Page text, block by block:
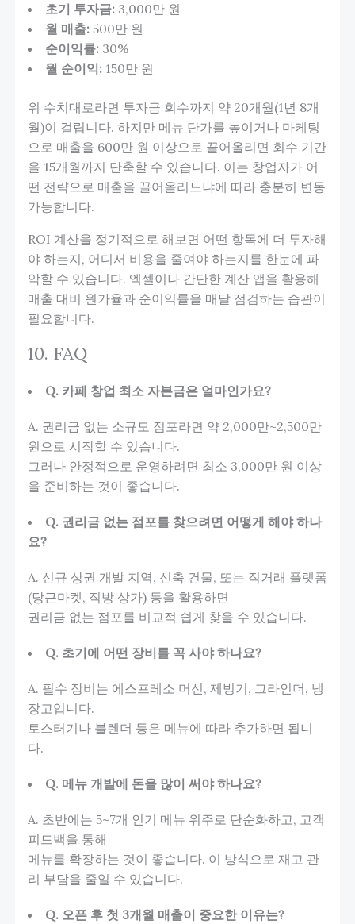
초기 투자금:3,000만 원
월 매출:500만 원
순이익률:30%
월 순이익:150만 원
위 수치대로라면 투자금 회수까지 약 20개월(1년 8개
월)이 걸립니다. 하지만 메뉴 단가를 높이거나 마케팅
으로 매출을 600만 원 이상으로 끌어올리면 회수 기간
을 15개월까지 단축할 수 있습니다. 이는 창업자가 어
떤 전략으로 매출을 끌어올리느냐에 따라 충분히 변동
가능합니다.
ROI 계산을 정기적으로 해보면 어떤 항목에 더 투자해
야 하는지, 어디서 비용을 줄여야 하는지를 한눈에 파
악할 수 있습니다. 엑셀이나 간단한 계산 앱을 활용해
매출 대비 원가율과 순이익률을 매달 점검하는 습관이
필요합니다.
10. FAQ
Q. 카페 창업 최소 자본금은 얼마인가요?
A. 권리금 없는 소규모 점포라면 약 2,000만~2,500만
원으로 시작할 수 있습니다.
그러나 안정적으로 운영하려면 최소 3,000만 원 이상
을 준비하는 것이 좋습니다.
Q. 권리금 없는 점포를 찾으려면 어떻게 해야 하나
요?
A. 신규 상권 개발 지역, 신축 건물, 또는 직거래 플랫폼
(당근마켓, 직방 상가) 등을 활용하면
권리금 없는 점포를 비교적 쉽게 찾을 수 있습니다.
Q. 초기에 어떤 장비를 꼭 사야 하나요?
A. 필수 장비는 에스프레소 머신, 제빙기, 그라인더, 냉
장고입니다.
토스터기나 블렌더 등은 메뉴에 따라 추가하면 됩니
다.
Q. 메뉴 개발에 돈을 많이 써야 하나요?
A. 초반에는 5~7개 인기 메뉴 위주로 단순화하고, 고객
피드백을 통해
메뉴를 확장하는 것이 좋습니다. 이 방식으로 재고 관
리 부담을 줄일 수 있습니다.
Q. 오픈 후 첫 3개월 매출이 중요한 이유는?